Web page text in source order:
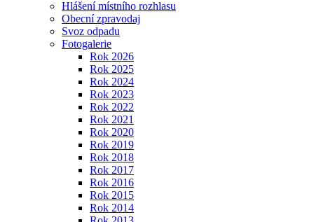
Hlášení místního rozhlasu
Obecní zpravodaj
Svoz odpadu
Fotogalerie
Rok 2026
Rok 2025
Rok 2024
Rok 2023
Rok 2022
Rok 2021
Rok 2020
Rok 2019
Rok 2018
Rok 2017
Rok 2016
Rok 2015
Rok 2014